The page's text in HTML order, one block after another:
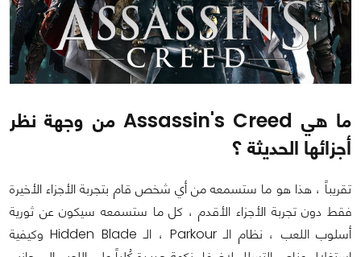
ما هي Assassin's Creed من وجهة نظر
أجزائها الحديثة ؟
تقريباً ، هذا هو ما ستسمعه من أي شخص قام بتجربة الأجزاء الأخيرة
فقط دون تجربة الأجزاء الأقدم ، كل ما ستسمعه سيكون عن ثورية
أسلوب اللعب ، نظام الـ Parkour ، الـ Hidden Blade وكيفية